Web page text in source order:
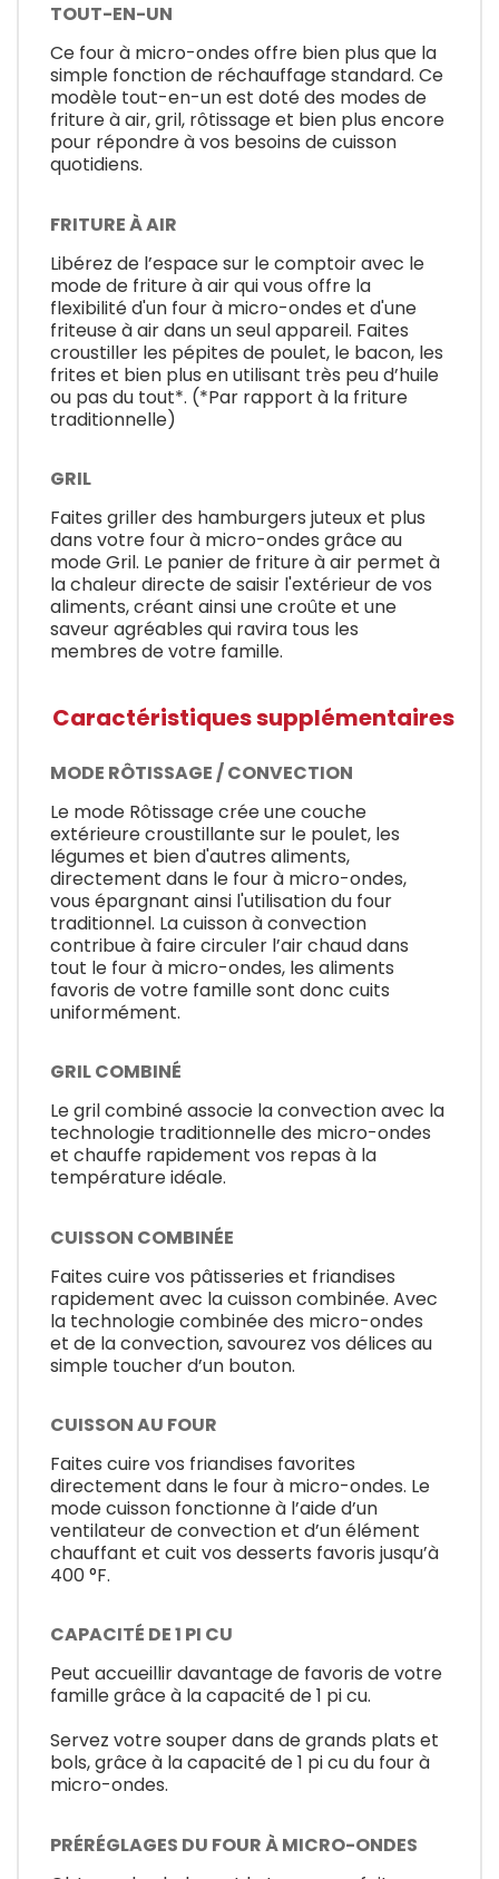
TOUT-EN-UN
Ce four à micro-ondes offre bien plus que la
simple fonction de réchauffage standard. Ce
modèle tout-en-un est doté des modes de
friture à air, gril, rôtissage et bien plus encore
pour répondre à vos besoins de cuisson
quotidiens.
FRITURE À AIR
Libérez de l’espace sur le comptoir avec le
mode de friture à air qui vous offre la
flexibilité d'un four à micro-ondes et d'une
friteuse à air dans un seul appareil. Faites
croustiller les pépites de poulet, le bacon, les
frites et bien plus en utilisant très peu d’huile
ou pas du tout*. (*Par rapport à la friture
traditionnelle)
GRIL
Faites griller des hamburgers juteux et plus
dans votre four à micro-ondes grâce au
mode Gril. Le panier de friture à air permet à
la chaleur directe de saisir l'extérieur de vos
aliments, créant ainsi une croûte et une
saveur agréables qui ravira tous les
membres de votre famille.
Caractéristiques supplémentaires
MODE RÔTISSAGE / CONVECTION
Le mode Rôtissage crée une couche
extérieure croustillante sur le poulet, les
légumes et bien d'autres aliments,
directement dans le four à micro-ondes,
vous épargnant ainsi l'utilisation du four
traditionnel. La cuisson à convection
contribue à faire circuler l’air chaud dans
tout le four à micro-ondes, les aliments
favoris de votre famille sont donc cuits
uniformément.
GRIL COMBINÉ
Le gril combiné associe la convection avec la
technologie traditionnelle des micro-ondes
et chauffe rapidement vos repas à la
température idéale.
CUISSON COMBINÉE
Faites cuire vos pâtisseries et friandises
rapidement avec la cuisson combinée. Avec
la technologie combinée des micro-ondes
et de la convection, savourez vos délices au
simple toucher d’un bouton.
CUISSON AU FOUR
Faites cuire vos friandises favorites
directement dans le four à micro-ondes. Le
mode cuisson fonctionne à l’aide d’un
ventilateur de convection et d’un élément
chauffant et cuit vos desserts favoris jusqu’à
400 °F.
CAPACITÉ DE 1 PI CU
Peut accueillir davantage de favoris de votre
famille grâce à la capacité de 1 pi cu.
Servez votre souper dans de grands plats et
bols, grâce à la capacité de 1 pi cu du four à
micro-ondes.
PRÉRÉGLAGES DU FOUR À MICRO-ONDES